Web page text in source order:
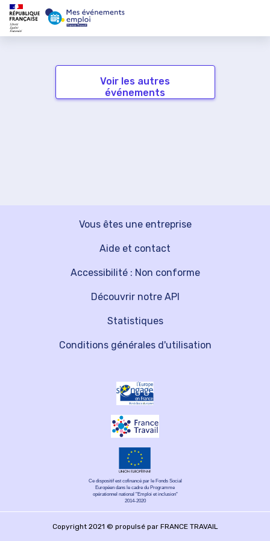
Voir les autres
événements
Vous êtes une entreprise
Découvrir notre API
Aide et contact
Statistiques
Accessibilité : Non conforme
Conditions générales d'utilisation
Ce dispositif est cofinancé par le Fonds Social
Européen dans le cadre du Programme
opérationnel national "Emploi et inclusion"
2014-2020
Copyright 2021 © propulsé par FRANCE TRAVAIL